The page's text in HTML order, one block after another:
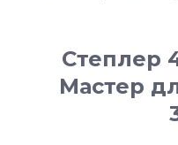
Степлер
Мастер